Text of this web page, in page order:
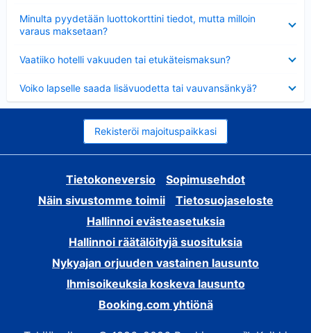
Minulta pyydetään luottokorttini tiedot, mutta milloin
varaus maksetaan?
Vaatiiko hotelli vakuuden tai etukäteismaksun?
Voiko lapselle saada lisävuodetta tai vauvansänkyä?
Rekisteröi majoituspaikkasi
Tietokoneversio
Sopimusehdot
Näin sivustomme toimii
Tietosuojaseloste
Hallinnoi evästeasetuksia
Hallinnoi räätälöityjä suosituksia
Nykyajan orjuuden vastainen lausunto
Ihmisoikeuksia koskeva lausunto
Booking.com yhtiönä